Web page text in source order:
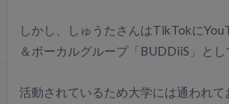
しかし、しゅうたさんはTikTokに
＆ボーカルグループ「BUDDiiS」とし
活動されているため大学には通われ